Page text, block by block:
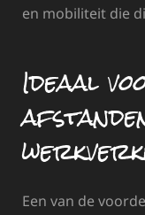
en mobiliteit die
Ideaal
Een van de